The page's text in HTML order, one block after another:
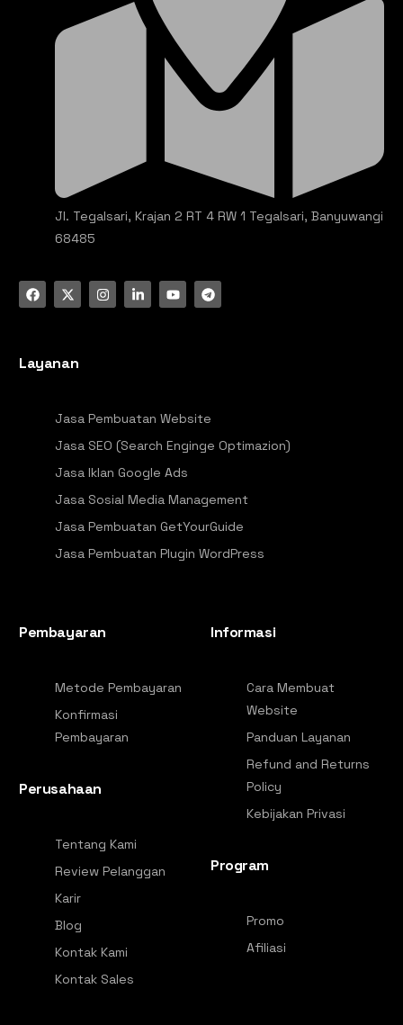
Jl. Tegalsari, Krajan 2 RT 4 RW 1 Tegalsari, Banyuwangi
68485
Layanan
Jasa Pembuatan Website
Jasa SEO (Search Enginge Optimazion)
Jasa Iklan Google Ads
Jasa Sosial Media Management
Jasa Pembuatan GetYourGuide
Jasa Pembuatan Plugin WordPress
Pembayaran
Metode Pembayaran
Konfirmasi
Pembayaran
Perusahaan
Tentang Kami
Review Pelanggan
Karir
Blog
Kontak Kami
Kontak Sales
Informasi
Cara Membuat
Website
Panduan Layanan
Refund and Returns
Policy
Kebijakan Privasi
Program
Promo
Afiliasi